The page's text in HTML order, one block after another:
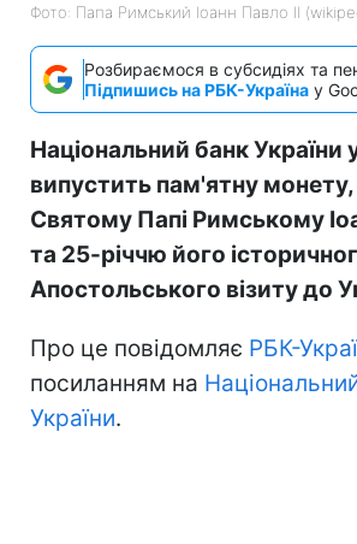
Фото: Папа Римський Іоанн Павло II
Розбираємося в субсидіях та
Підпишись на РБК-Україна у
Національний банк України
випустить пам'ятну
Святому Папі Римському
та 25-річчю його
Апостольського візиту до
Про це повідомляє РБК-
посиланням на
України.